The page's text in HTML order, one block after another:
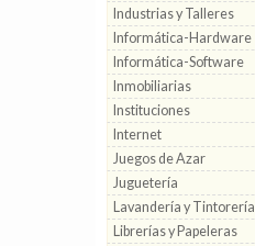
Industrias y Talleres
Informática-Hardware
Informática-Software
Inmobiliarias
Instituciones
Internet
Juegos de Azar
Juguetería
Lavandería y Tintorería
Librerías y Papeleras